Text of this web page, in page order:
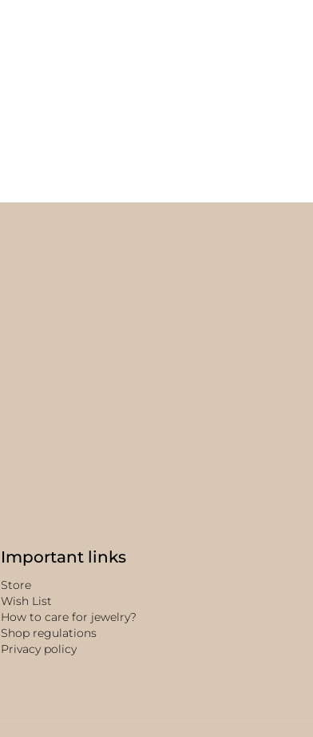
Important links
Store
Wish List
How to care for jewelry?
Shop regulations
Privacy policy